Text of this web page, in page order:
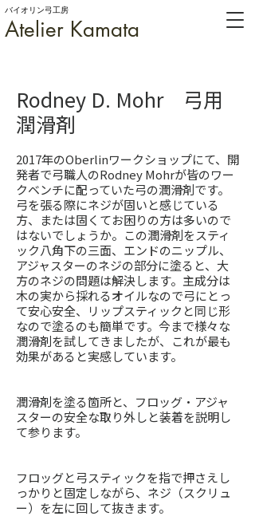
Atelier Kamata
バイオリン弓工房
Rodney D. Mohr 弓用
潤滑剤
2017年のOberlinワークショップにて、開
発者で弓職人のRodney Mohrが皆のワー
クベンチに配っていた弓の潤滑剤です。
弓を張る際にネジが固いと感じている
方、または固くてお困りの方は多いので
はないでしょうか。この潤滑剤をスティ
ック八角下の三面、エンドのニップル、
アジャスターのネジの部分に塗ると、大
方のネジの問題は解決します。主成分は
木の実から採れるオイルなので弓にとっ
て安心安全、リップスティックと同じ形
なので塗るのも簡単です。今まで様々な
潤滑剤を試してきましたが、これが最も
効果があると実感しています。
潤滑剤を塗る箇所と、フロッグ・アジャ
スターの安全な取り外しと装着を説明し
て参ります。
フロッグと弓スティックを指で押さえし
っかりと固定しながら、ネジ（スクリュ
ー）を左に回して抜きます。